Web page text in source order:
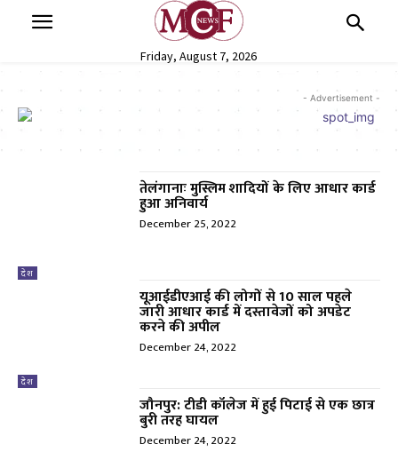
Friday, August 7, 2026
- Advertisement -
देश
तेलंगानाः मुस्लिम शादियों के लिए आधार कार्ड
हुआ अनिवार्य
December 25, 2022
देश
यूआईडीएआई की लोगों से 10 साल पहले
जारी आधार कार्ड में दस्तावेजों को अपडेट
करने की अपील
December 24, 2022
जौनपुर: टीडी कॉलेज में हुई पिटाई से एक छात्र
बुरी तरह घायल
December 24, 2022